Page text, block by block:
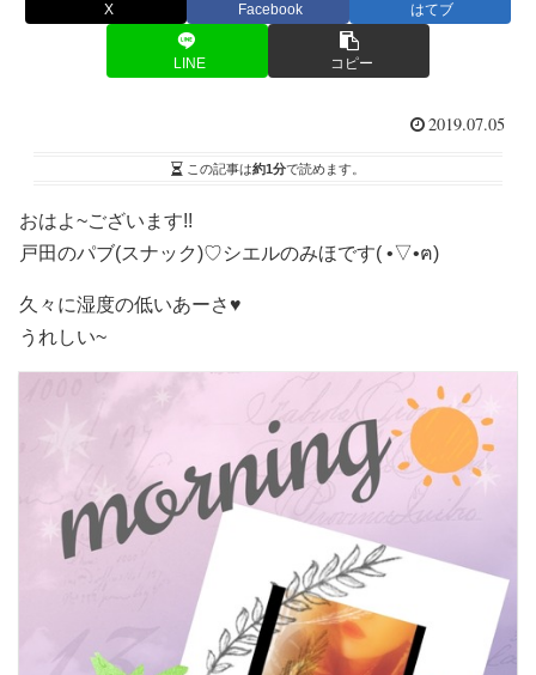
X Facebook はてブ
LINE コピー
2019.07.05
この記事は約1分で読めます。
おはよ~ございます!!
戸田のパブ(スナック)♡ シエルのみほです( •▽•ฅ)
久々に湿度の低いあーさ♥️
うれしい~